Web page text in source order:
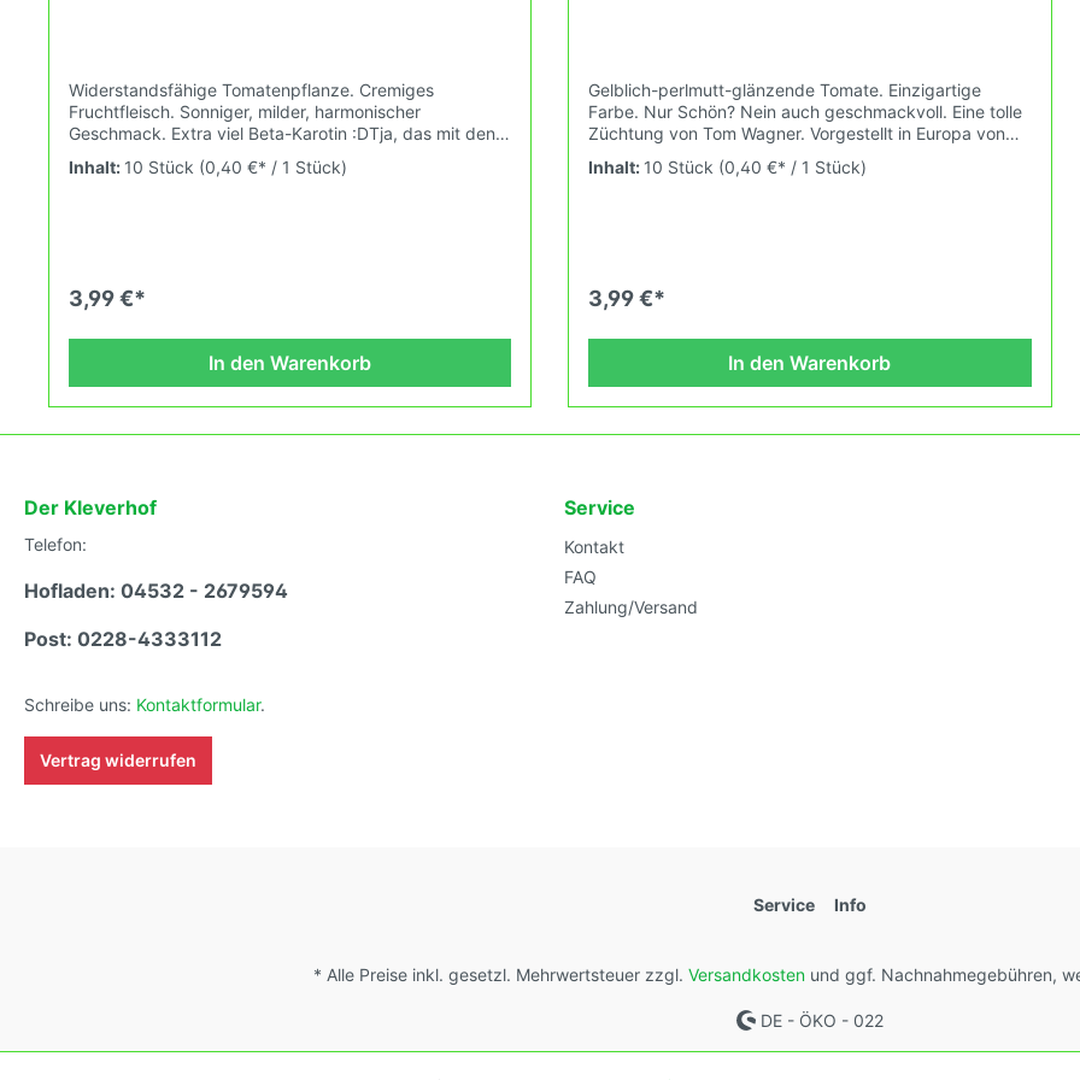
Widerstandsfähige Tomatenpflanze. Cremiges
Fruchtfleisch. Sonniger, milder, harmonischer
Geschmack. Extra viel Beta-Karotin :DTja, das mit den
Namen ist natürlich Werbung. Die meisten Sorten,
insbesondere industrielle Cherrytomaten, haben "süß"
gewünschten Eigenschaften im Namen "verewigen",
heißt es nicht automatisch das die entsprechende Sorte
haben, können wir an dieser Stelle nicht beantworten.
Sie ist geschmacklich jedenfalls hervorragend und
1,8m Früchte: orange, 200-250g Das Tomatensaatgut
konstant (Heizdecke). Durch unsere
Tomatensorten den sich fortlaufend ändernden
Demeter Verbandes an. Damit wird die Tomatenvielfalt
oder auf dem Balkon erleben kannst. Keimtemperatur
zwischen 25°C und 28°C konstant (Heizdecke).
Inhalt: 10 Stück (0,40 €* / 1 Stück)
3,99 €*
In den Warenkorb
Gelblich-perlmutt-glänzende Tomate. Einzigartige
Farbe. Nur Schön? Nein auch geschmackvoll. Eine tolle
Züchtung von Tom Wagner. Vorgestellt in Europa von
K.Sahin aus Holland in 1998. Wuchshöhe: 2,0m Früchte:
hellgelb, orange, perlmutt 100-300g Das
Tomatensorten den sich fortlaufend ändernden
Wachstumsbedingungen nach den Grundsätzen des
oder auf dem Balkon erleben kannst.
Inhalt: 10 Stück (0,40 €* / 1 Stück)
3,99 €*
In den Warenkorb
Der Kleverhof
Telefon:
Hofladen: 04532 - 2679594
Post: 0228-4333112
Schreibe uns: Kontaktformular.
Vertrag widerrufen
Service
Kontakt
FAQ
Zahlung/Versand
Service Info
* Alle Preise inkl. gesetzl. Mehrwertsteuer zzgl. Versandkosten und ggf. Nachnahmegebühren,
DE - ÖKO - 022